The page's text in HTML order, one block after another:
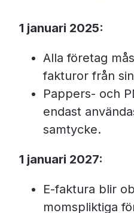
1 januari 2025:
Alla företag
fakturor från
Pappers- och
endast
samtycke.
1 januari 2027:
E-faktura blir
momspliktiga